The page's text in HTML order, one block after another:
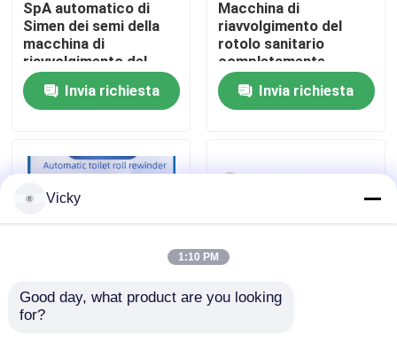
Visita alla fabbrica
Controllo della qualità
Notizie
Chiedi un preventivo
SpA automatico di
Simen dei semi della
macchina di
riavvolgimento del
rotolo di carta igienica
di terapia ormonale
sostitutiva di JRT
Invia richiesta
Macchina di
riavvolgimento del
rotolo sanitario
completamente
automatica Linea di
produzione con unità
di rilievo, punto a
Invia richiesta
Rivoluzionate la vostra
Vicky
1:10 PM
Good day, what product are you looking
for?